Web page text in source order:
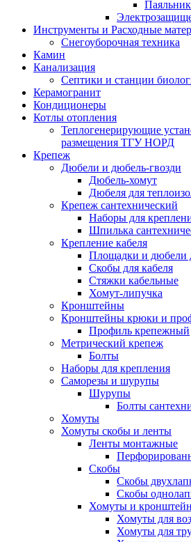
Инструменты и Расходные
Снегоуборочная техника
Камин
Канализация
Септики и станции
Керамогранит
Кондиционеры
Котлы отопления
Теплогенерирующие
размещения ТГУ НОРД
Крепеж
Дюбели и дюбель-гвозди
Дюбель-хомут
Дюбеля для
Крепеж сантехнический
Наборы для
Шпилька
Крепление кабеля
Площадки и дюбели
Скобы для кабеля
Стяжки кабельные
Хомут-липучка
Кронштейны
Кронштейны крюки и
Профиль крепежный
Метрический крепеж
Болты
Наборы для крепления
Саморезы и шурупы
Шурупы
Болты
Хомуты
Хомуты скобы и ленты
Ленты монтажные
Скобы
Скобы
Скобы
Хомуты и
Хомуты для
Хомуты для